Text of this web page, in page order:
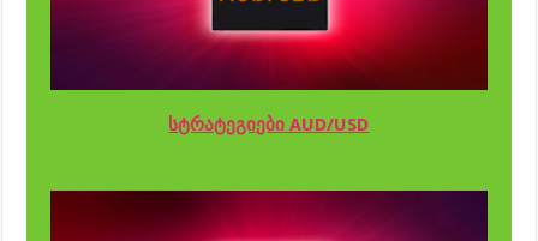
სტრატეგიები AUD/USD